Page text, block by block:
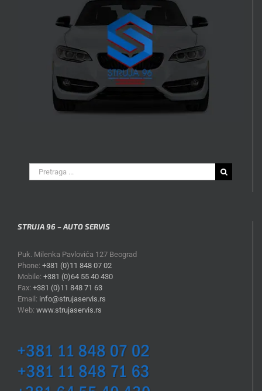
Search
for:
STRUJA 96 – AUTO SERVIS
Puk. Milenka Pavlovića 127 Beograd
Phone: +381 (0)11 848 07 02
Mobile: +381 (0)64 55 40 430
Fax: +381 (0)11 848 71 63
Email: info@strujaservis.rs
Web: www.strujaservis.rs